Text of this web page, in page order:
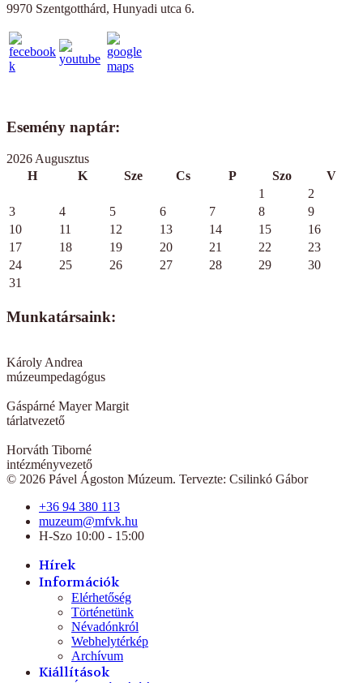
9970 Szentgotthárd, Hunyadi utca 6.
Esemény naptár:
2026 Augusztus
H
K Sze Cs P Szo
V
1
2
3
4 5 6 7 8
9
10
11 12 13 14 15
16
17
18 19 20 21 22
23
24
25 26 27 28 29
30
31
Munkatársaink:
Károly Andrea
múzeumpedagógus
Gáspárné Mayer Margit
tárlatvezető
Horváth Tiborné
intézményvezető
© 2026 Pável Ágoston Múzeum. Tervezte: Csilinkó Gábor
+36 94 380 113
muzeum@mfvk.hu
H-Szo 10:00 - 15:00
Hírek
Információk
Elérhetőség
Történetünk
Névadónkról
Webhelytérkép
Archívum
Kiállítások